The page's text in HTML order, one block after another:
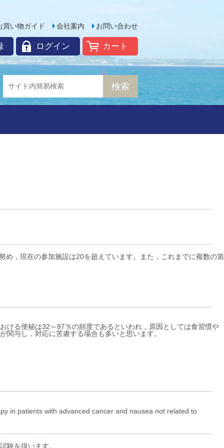
お問い合わせ
会社案内
買い物ガイド
カート
ログイン
，現在の参加施設は20を超えています。また，これまでに複数の第
ける便秘は32～87％の頻度であるといわれ，原因としては食習慣や
与し，対応に苦慮する場合も多いと思います。
in patients with advanced cancer and nausea not related to
験を扱います。